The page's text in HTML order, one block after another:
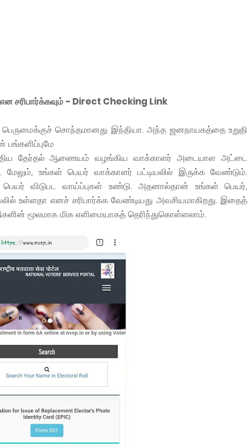
சரிபார்க்கவும் - Direct Checking Link
சொந்தமானது இந்தியா. அந்த ஜனநாயகத்தை உறுதி
தேர்தல் ஆணையம் வழங்கிய வாக்காளர் அடையாள அட்டை
உங்கள் பெயர் வாக்காளர் பட்டியலில் இருக்க வேண்டும்.
பெயர் விடுபட வாய்ப்புகள் உண்டு. அதனால்தான் உங்கள் பெயர்,
உள்ளதா எனச் சரிபார்க்க வேண்டியது அவசியமாகிறது. இதைத்
மூலமாக மிக எளிமையாகத் தெரிந்துகொள்ளலாம்.